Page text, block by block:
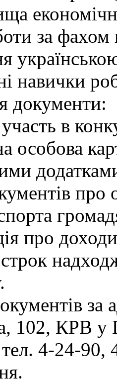
за
навички
документи:
в
особова
про
про
за
102, КРВ у
4-24-90,